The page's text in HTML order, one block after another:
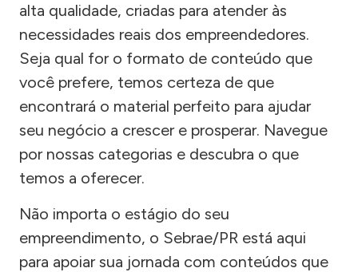
alta qualidade, criadas para atender às
necessidades reais dos empreendedores.
Seja qual for o formato de conteúdo que
você prefere, temos certeza de que
encontrará o material perfeito para ajudar
seu negócio a crescer e prosperar. Navegue
por nossas categorias e descubra o que
temos a oferecer.
Não importa o estágio do seu
empreendimento, o Sebrae/PR está aqui
para apoiar sua jornada com conteúdos que